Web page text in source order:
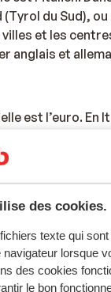
des cookies.
texte qui
lorsque
des cookies
le bon
(Tyrol du Sud),
villes et les
anglais et
est l’euro. En
les magasins,
:
en Italie
50 Hz).
: